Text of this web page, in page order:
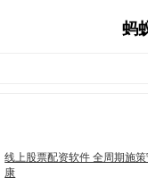
蚂
线上股票配资软件 全周期施
康